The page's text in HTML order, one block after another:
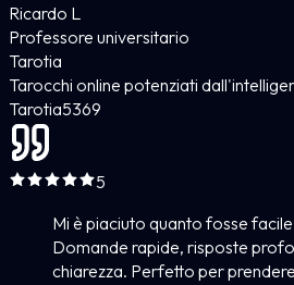
Ricardo L
Professore universitario
Tarotia
Tarocchi online potenziati
Tarotia5369
5
Mi è piaciuto quanto fosse
Domande rapide, risposte
chiarezza. Perfetto per